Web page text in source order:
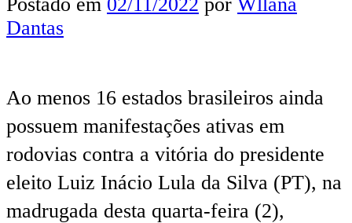
Dantas
Ao menos 16 estados brasileiros ainda
possuem manifestações ativas em
rodovias contra a vitória do presidente
eleito Luiz Inácio Lula da Silva (PT), na
madrugada desta quarta-feira (2),